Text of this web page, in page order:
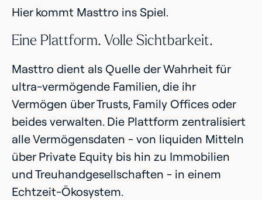
Hier kommt Masttro ins Spiel.
Eine Plattform. Volle Sichtbarkeit.
Masttro dient als Quelle der Wahrheit für
ultra-vermögende Familien, die ihr
Vermögen über Trusts, Family Offices oder
beides verwalten. Die Plattform zentralisiert
alle Vermögensdaten - von liquiden Mitteln
über Private Equity bis hin zu Immobilien
und Treuhandgesellschaften - in einem
Echtzeit-Ökosystem.